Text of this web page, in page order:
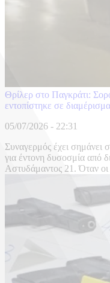
Θρίλερ στο Παγκράτι:
εντοπίστηκε σε
05/07/2026 - 22:31
Συναγερμός έχει
για έντονη δυσοσμία από
Αστυδάμαντος 21. Όταν οι